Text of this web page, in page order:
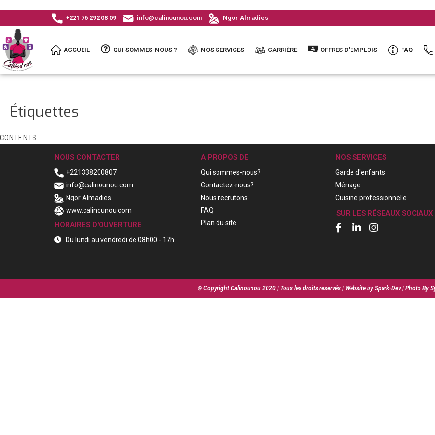
+221 76 292 08 09 info@calinounou.com Ngor Almadies
ACCUEIL QUI SOMMES-NOUS ? NOS SERVICES CARRIÈRE OFFRES D’EMPLOIS FAQ
Étiquettes
CONTENTS
NOUS CONTACTER
+221338200807
info@calinounou.com
Ngor Almadies
www.calinounou.com
HORAIRES D'OUVERTURE
Du lundi au vendredi de 08h00 - 17h
A PROPOS DE
Qui sommes-nous?
Contactez-nous?
Nous recrutons
FAQ
Plan du site
NOS SERVICES
Garde d'enfants
Ménage
Cuisine professionnelle
SUR LES RÉSEAUX SOCIAUX
© Copyright Calinounou 2020 | Tous les droits reservés | Website by Spark-Dev | Photo By